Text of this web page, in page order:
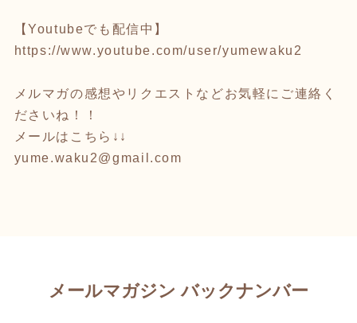
【Youtubeでも配信中】
https://www.youtube.com/user/yumewaku2
メルマガの感想やリクエストなどお気軽にご連絡く
ださいね！！
メールはこちら↓↓
yume.waku2@gmail.com
メールマガジン バックナンバー